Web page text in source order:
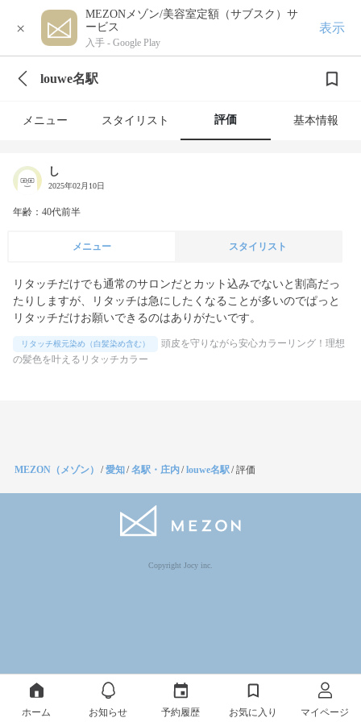
×
MEZONメゾン/美容室定額（サブスク）サ
ービス
入手 - Google Play
表示
louwe名駅
メニュー スタイリスト 評価 基本情報
し
2025年02月10日
年齢：40代前半
メニュー スタイリスト
リタッチだけでも通常のサロンだとカット込みでないと割高だっ
たりしますが、リタッチは急にしたくなることが多いのでぱっと
リタッチだけお願いできるのはありがたいです。
リタッチ根元染め（白髪染め含む）
頭皮を守りながら安心カラーリング！理想
の髪色を叶えるリタッチカラー
MEZON（メゾン） /愛知/名駅・庄内/louwe名駅/評価
Copyright Jocy inc.
ホーム お知らせ 予約履歴 お気に入り マイページ